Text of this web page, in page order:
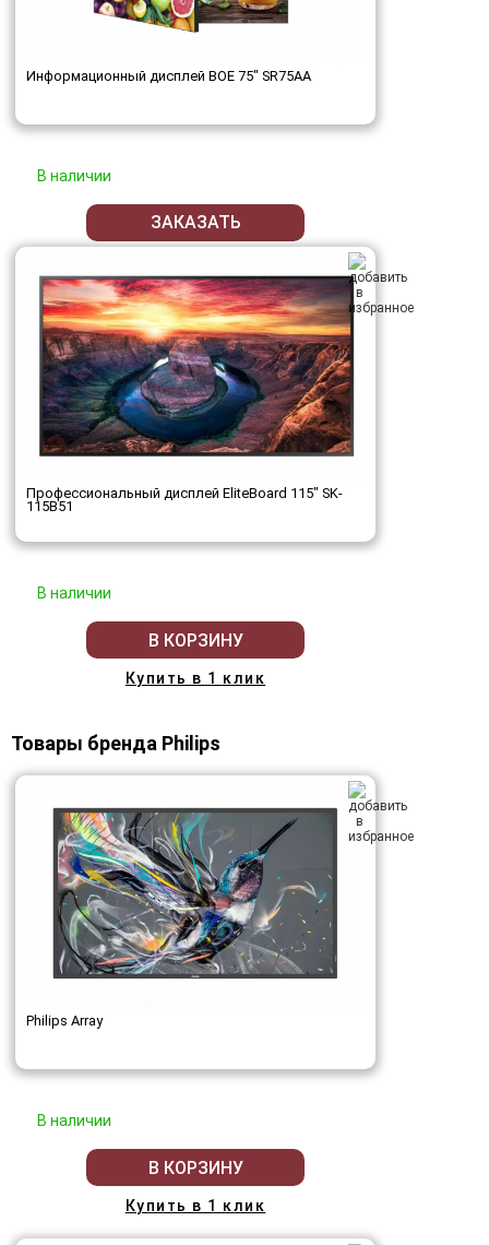
Информационный дисплей BOE 75" SR75AA
В наличии
ЗАКАЗАТЬ
Профессиональный дисплей EliteBoard 115" SK-
115B51
В наличии
В КОРЗИНУ
Купить в 1 клик
Товары бренда Philips
Philips Array
В наличии
В КОРЗИНУ
Купить в 1 клик